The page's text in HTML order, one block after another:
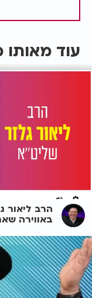
עוד
הרב ליאור
באווירה